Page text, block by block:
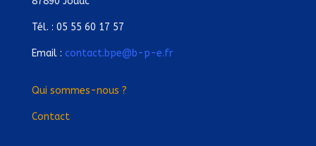
Tél. : 05 55 60 17 57
Email : contact.bpe@b-p-e.fr
Qui sommes-nous ?
Contact